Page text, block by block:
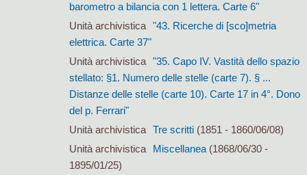
barometro a bilancia con 1 lettera. Carte 6"
Unità archivistica "43. Ricerche di [sco]metria
elettrica. Carte 37"
Unità archivistica "35. Capo IV. Vastità dello spazio
stellato: §1. Numero delle stelle (carte 7). § ...
Distanze delle stelle (carte 10). Carte 17 in 4°. Dono
del p. Ferrari"
Unità archivistica Tre scritti(1851 - 1860/06/08)
Unità archivistica
Miscellanea(1868/06/30 -
1895/01/25)